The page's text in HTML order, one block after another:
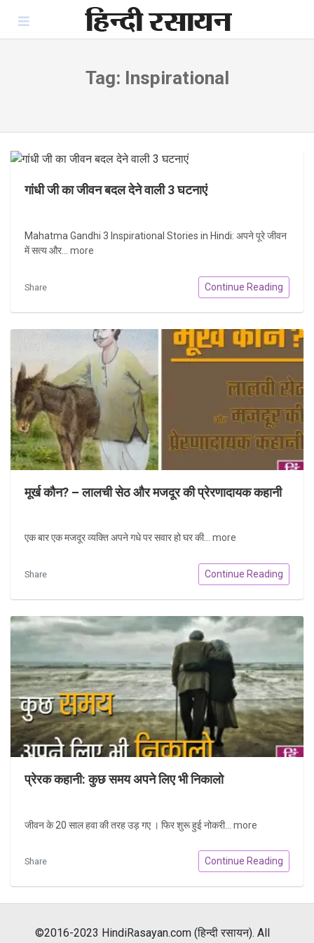
content
Tag: Inspirational
गांधी जी का जीवन बदल देने वाली 3 घटनाएं
Mahatma Gandhi 3 Inspirational Stories in Hindi: अपने पूरे जीवन
में सत्य और... more
Share Continue Reading
मूर्ख कौन? – लालची सेठ और मजदूर की प्रेरणादायक कहानी
एक बार एक मजदूर व्यक्ति अपने गधे पर सवार हो घर की... more
Share Continue Reading
प्रेरक कहानी: कुछ समय अपने लिए भी निकालो
जीवन के 20 साल हवा की तरह उड़ गए । फिर शुरू हुई नोकरी... more
Share Continue Reading
©2016-2023 HindiRasayan.com (हिन्दी रसायन). All